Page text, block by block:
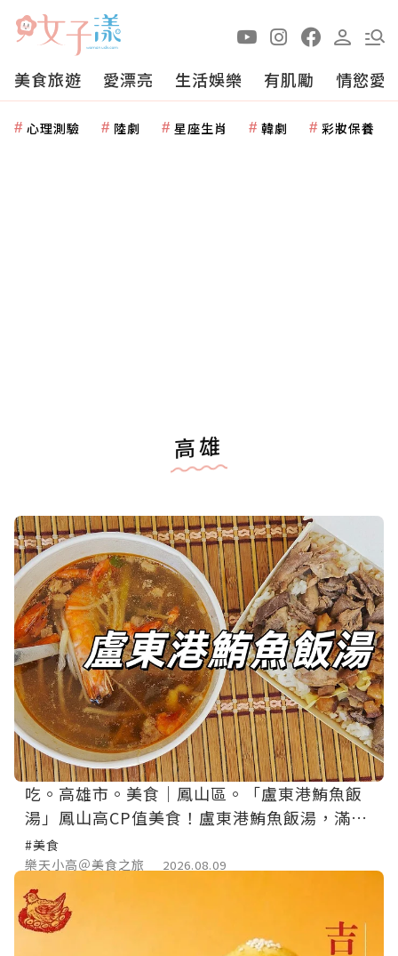
美食旅遊 愛漂亮 生活娛樂 有肌勵 情慾愛
心理測驗 陸劇 星座生肖 韓劇 彩妝保養
高雄
吃。高雄市。美食｜鳳山區。「盧東港鮪魚飯
湯」鳳山高CP值美食！盧東港鮪魚飯湯，滿滿
鮪魚飯竟然只要銅板價。
#美食
樂天小高＠美食之旅
2026.08.09